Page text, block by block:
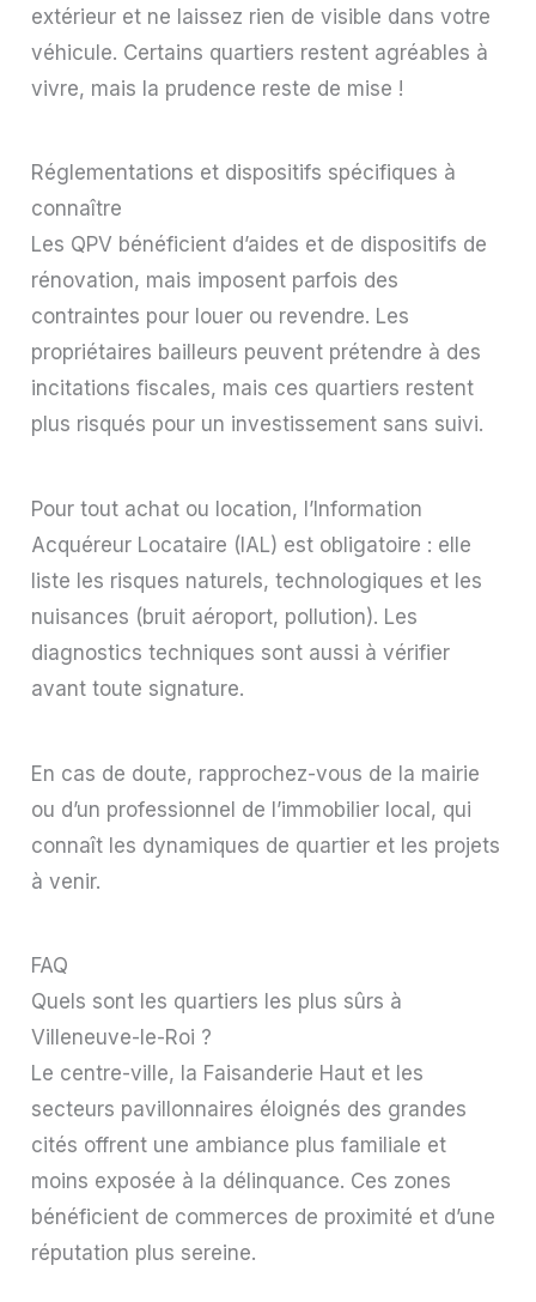
extérieur et ne laissez rien de visible dans votre
véhicule. Certains quartiers restent agréables à
vivre, mais la prudence reste de mise !
Réglementations et dispositifs spécifiques à
connaître
Les QPV bénéficient d’aides et de dispositifs de
rénovation, mais imposent parfois des
contraintes pour louer ou revendre. Les
propriétaires bailleurs peuvent prétendre à des
incitations fiscales, mais ces quartiers restent
plus risqués pour un investissement sans suivi.
Pour tout achat ou location, l’Information
Acquéreur Locataire (IAL) est obligatoire : elle
liste les risques naturels, technologiques et les
nuisances (bruit aéroport, pollution). Les
diagnostics techniques sont aussi à vérifier
avant toute signature.
En cas de doute, rapprochez-vous de la mairie
ou d’un professionnel de l’immobilier local, qui
connaît les dynamiques de quartier et les projets
à venir.
FAQ
Quels sont les quartiers les plus sûrs à
Villeneuve-le-Roi ?
Le centre-ville, la Faisanderie Haut et les
secteurs pavillonnaires éloignés des grandes
cités offrent une ambiance plus familiale et
moins exposée à la délinquance. Ces zones
bénéficient de commerces de proximité et d’une
réputation plus sereine.